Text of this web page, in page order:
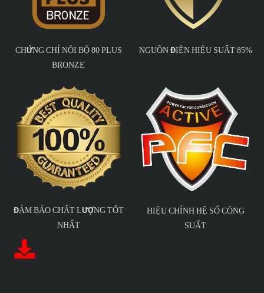
CHỨNG CHỈ NỘI BỘ 80 PLUS
BRONZE
NGUỒN ĐIỆN HIỆU SUẤT 85%
ĐẢM BẢO CHẤT LƯỢNG TỐT
NHẤT
HIỆU CHỈNH HỆ SỐ CÔNG
SUẤT